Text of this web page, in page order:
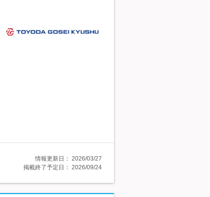
情報更新日： 2026/03/27
掲載終了予定日： 2026/09/24